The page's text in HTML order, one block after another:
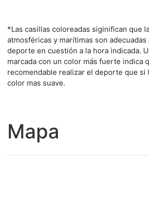
*Las casillas coloreadas siginifican que
atmosféricas y marítimas son adecuadas
deporte en cuestión a la hora indicada.
marcada con un color más fuerte indica
recomendable realizar el deporte que si
color mas suave.
Mapa